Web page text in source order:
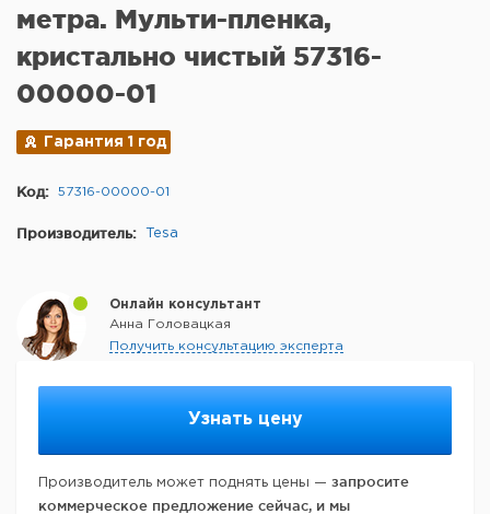
Узнать цену
Производитель может поднять цены — запросите
коммерческое предложение сейчас, и мы
метра. Мульти-пленка,
кристально чистый 57316-
00000-01
Гарантия 1 год
Код: 57316-00000-01
Производитель: Tesa
Онлайн консультант
Анна Головацкая
Получить консультацию эксперта